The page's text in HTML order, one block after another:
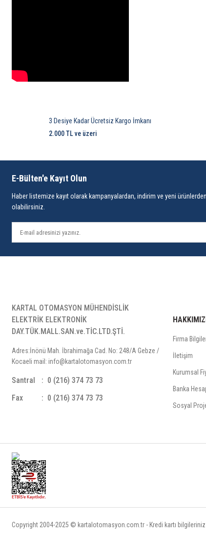
3 Desiye Kadar Ücretsiz Kargo İmkanı
2.000 TL ve üzeri
E-Bülten'e Kayıt Olun
Haber listemize kayıt olarak kampanyalardan, indirim ve yeni
olabilirsiniz.
KARTAL OTOMASYON MÜHENDİSLİK
ELEKTRİK ELEKTRONİK
DAY.TÜK.MALL.SAN.ve.TİC.LTD.ŞTİ.
Adres:İnönü Mah. İbrahimağa Cad. No: 248/A Gebze /
Kocaeli mail: info@kartalotomasyon.com.tr
Santral
0 (216) 374 73 73
Fax
0 (216) 374 73 73
Firma
İletişim
Kurumsal
Banka
Sosyal
Copyright 2004-2025 © kartalotomasyon.com.tr - Kredi kartı bilgileriniz